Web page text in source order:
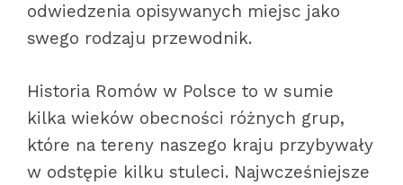
odwiedzenia opisywanych miejsc jako
swego rodzaju przewodnik.
Historia Romów w Polsce to w sumie
kilka wieków obecności różnych grup,
które na tereny naszego kraju przybywały
w odstępie kilku stuleci. Najwcześniejsze